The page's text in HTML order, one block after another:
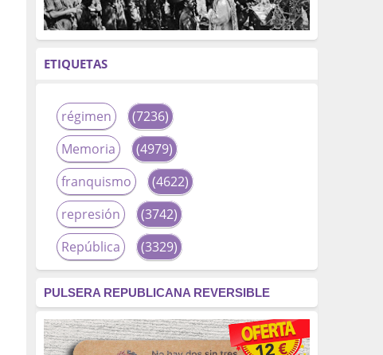
ETIQUETAS
régimen
(7236)
Memoria
(4979)
franquismo
(4622)
represión
(3742)
República
(3329)
fascismo
(2677)
tardofranquismo
(2320)
PULSERA REPUBLICANA REVERSIBLE